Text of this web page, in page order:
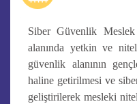
Siber Güvenlik
alanında yetkin ve
güvenlik alanının
haline getirilmesi ve
geliştirilerek mesleki